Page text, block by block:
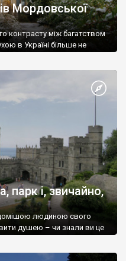
Мордовської
контрасту між багатством
в Україні більше не
парк і, звичайно,
людиною свого
душею – чи знали ви це